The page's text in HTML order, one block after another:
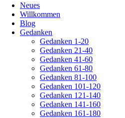
überspringen
Neues
Willkommen
Blog
Gedanken
Gedanken 1-20
Gedanken 21-40
Gedanken 41-60
Gedanken 61-80
Gedanken 81-100
Gedanken 101-120
Gedanken 121-140
Gedanken 141-160
Gedanken 161-180